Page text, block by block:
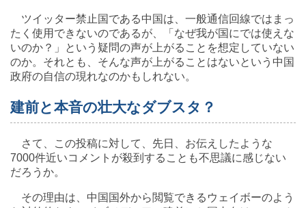
ツイッター禁止国である中国は、一般通信回線ではまっ
たく使用できないのであるが、「なぜ我が国にでは使えな
いのか？」という疑問の声が上がることを想定していない
のか。それとも、そんな声が上がることはないという中国
政府の自信の現れなのかもしれない。
建前と本音の壮大なダブスタ？
さて、この投稿に対して、先日、お伝えしたような
7000件近いコメントが殺到することも不思議に感じない
だろうか。
その理由は、中国国外から閲覧できるウェイボーのよう